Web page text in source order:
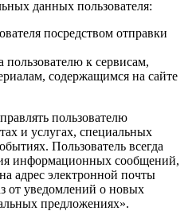
данных пользователя:
посредством отправки
пользователю к сервисам,
содержащимся на сайте
пользователю
и услугах, специальных
Пользователь всегда
информационных сообщений,
адрес электронной почты
от уведомлений о новых
предложениях».